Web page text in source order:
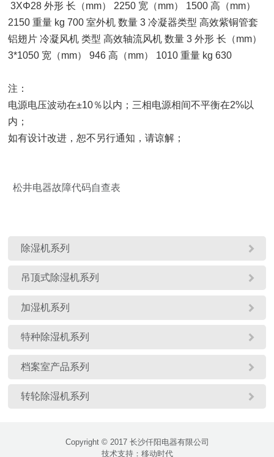
3XΦ28 外形 长（mm） 2250 宽（mm） 1500 高（mm）
2150 重量 kg 700 室外机 数量 3 冷凝器类型 高效紫铜管套
铝翅片 冷凝风机 类型 高效轴流风机 数量 3 外形 长（mm）
3*1050 宽（mm） 946 高（mm） 1010 重量 kg 630
注：
电源电压波动在±10％以内；三相电源相间不平衡在2%以
内；
如有设计改进，恕不另行通知，请谅解；
松井电器故障代码自查表

除湿机系列

吊顶式除湿机系列

加湿机系列

特种除湿机系列

档案室产品系列

转轮除湿机系列
Copyright © 2017 长沙仟阳电器有限公司
技术支持： 移动时代